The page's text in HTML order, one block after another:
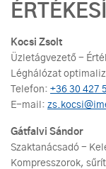
Kocsi Zsolt
Üzletágvezető -
Léghálózat
Telefon: +36 30 427
E-mail:
Gátfalvi Sándor
Szaktanácsadó -
Kompresszorok,